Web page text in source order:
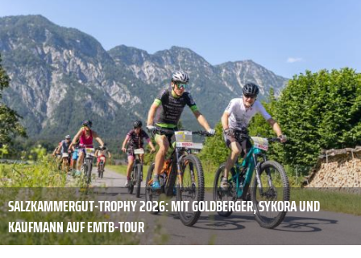
SALZKAMMERGUT-TROPHY 2026: MIT GOLDBERGER, SYKORA UND
KAUFMANN AUF EMTB-TOUR